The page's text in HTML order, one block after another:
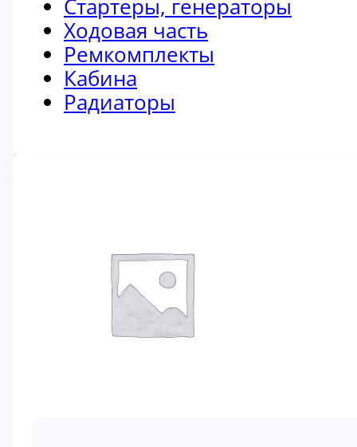
Стартеры, генераторы
Ходовая часть
Ремкомплекты
Кабина
Радиаторы